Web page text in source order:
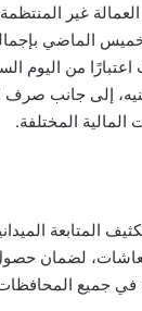
غير المنتظمة
جنيه، إلى
المالية المختلفة.
المتابعة
لضمان
في جميع